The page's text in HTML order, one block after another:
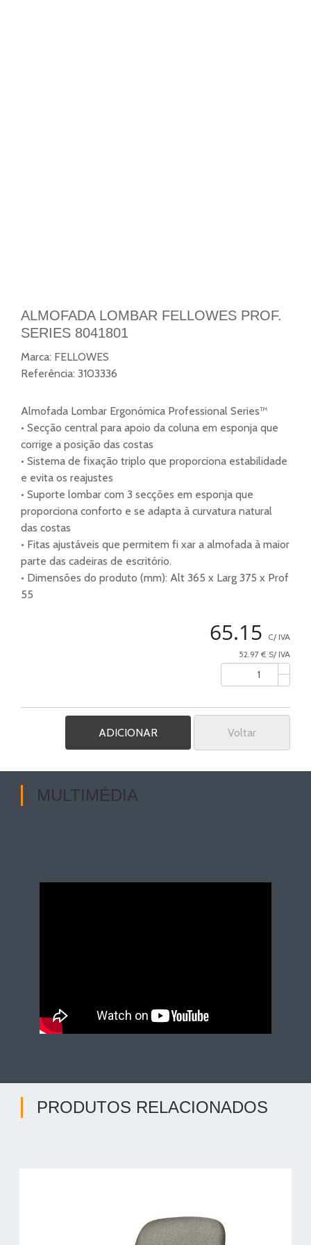
ALMOFADA LOMBAR FELLOWES PROF.
SERIES 8041801
Marca: FELLOWES
Referência: 3103336
Almofada Lombar Ergonómica Professional Series™
• Secção central para apoio da coluna em esponja que
corrige a posição das costas
• Sistema de fixação triplo que proporciona estabilidade
e evita os reajustes
• Suporte lombar com 3 secções em esponja que
proporciona conforto e se adapta à curvatura natural
das costas
• Fitas ajustáveis que permitem fi xar a almofada à maior
parte das cadeiras de escritório.
• Dimensões do produto (mm): Alt 365 x Larg 375 x Prof
55
65.15
C/ IVA
52.97 € S/ IVA
Voltar
MULTIMÉDIA
PRODUTOS RELACIONADOS